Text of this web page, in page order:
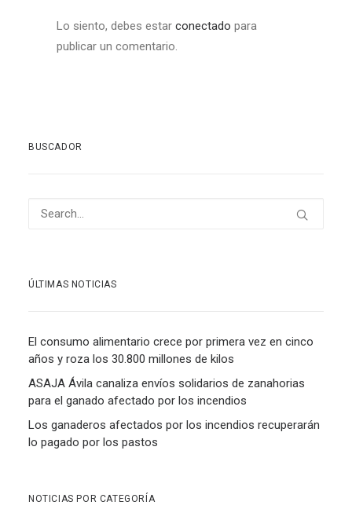
Lo siento, debes estar conectado para
publicar un comentario.
BUSCADOR
ÚLTIMAS NOTICIAS
El consumo alimentario crece por primera vez en cinco
años y roza los 30.800 millones de kilos
ASAJA Ávila canaliza envíos solidarios de zanahorias
para el ganado afectado por los incendios
Los ganaderos afectados por los incendios recuperarán
lo pagado por los pastos
NOTICIAS POR CATEGORÍA